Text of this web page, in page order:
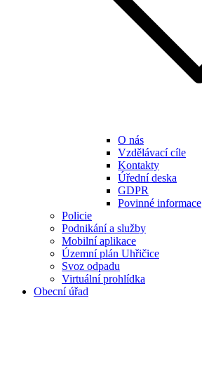
O nás
Vzdělávací cíle
Kontakty
Úřední deska
GDPR
Povinné informace
Policie
Podnikání a služby
Mobilní aplikace
Územní plán Uhřičice
Svoz odpadu
Virtuální prohlídka
Obecní úřad